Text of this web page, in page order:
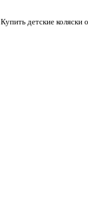
Купить детские